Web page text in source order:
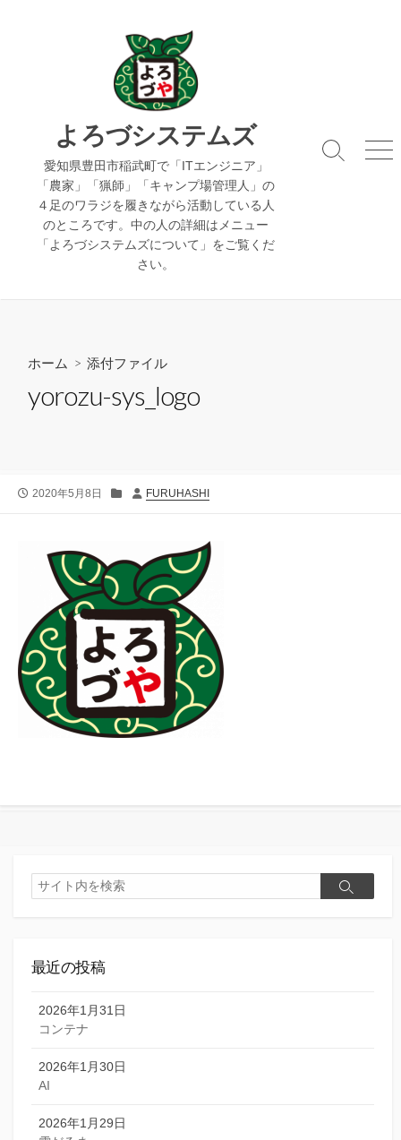
よろづシステムズ
愛知県豊田市稲武町で「ITエンジニア」
「農家」「猟師」「キャンプ場管理人」の
４足のワラジを履きながら活動している人
のところです。中の人の詳細はメニュー
「よろづシステムズについて」をご覧くだ
さい。
検
メ
ホーム > 添付ファイル
yorozu-sys_logo
公
2020年5月8日
ー
投
FURUHASHI
検
索
検
最近の投稿
2026年1月31日
コンテナ
2026年1月30日
AI
2026年1月29日